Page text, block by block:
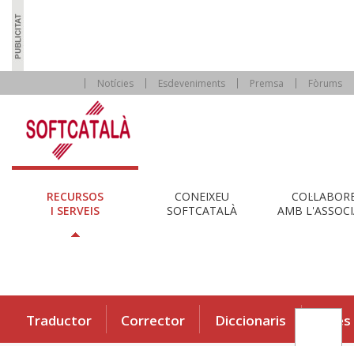
Notícies Esdeveniments Premsa Fòrums
RECURSOS
I SERVEIS
CONEIXEU
SOFTCATALÀ
AMB
Traductor Corrector Diccionaris Eines